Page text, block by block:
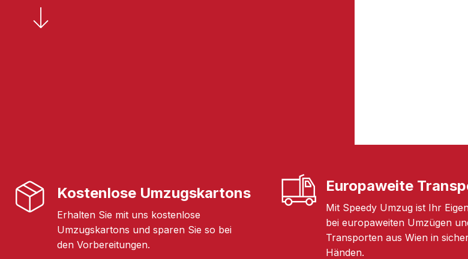
Kostenlose Umzugskartons
Erhalten Sie mit uns kostenlose
Umzugskartons und sparen Sie so bei
den Vorbereitungen.
Europaweite
Mit Speedy Umzug ist Ihr
bei europaweiten Umzügen
Transporten aus Wien in
Händen.